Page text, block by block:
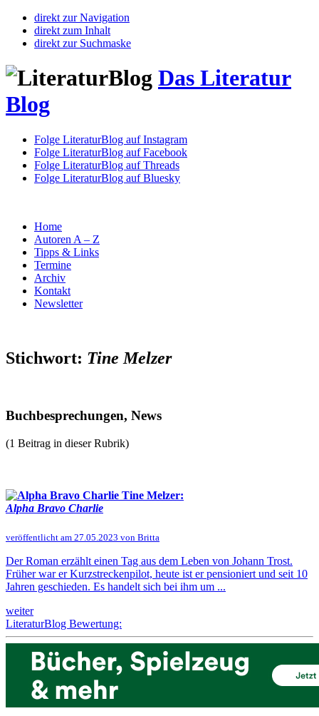
direkt zur Navigation
direkt zum Inhalt
direkt zur Suchmaske
Das Literatur
Blog
Folge LiteraturBlog auf Instagram
Folge LiteraturBlog auf Facebook
Folge LiteraturBlog auf Threads
Folge LiteraturBlog auf Bluesky
Home
Autoren A – Z
Tipps & Links
Termine
Archiv
Kontakt
Newsletter
Stichwort: Tine Melzer
Buchbesprechungen, News
(1 Beitrag in dieser Rubrik)
Tine Melzer:
Alpha Bravo Charlie
veröffentlicht am 27.05.2023 von Britta
Der Roman erzählt einen Tag aus dem Leben von Johann Trost.
Früher war er Kurzstreckenpilot, heute ist er pensioniert und seit 10
Jahren geschieden. Es handelt sich bei ihm um ...
weiter
LiteraturBlog Bewertung: